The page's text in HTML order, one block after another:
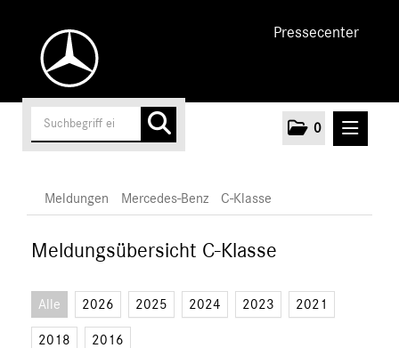
Pressecenter
0
AMG
EQ
Meldungen Mercedes-Benz C-Klasse
Meldungsübersicht C-Klasse
Alle 2026 2025 2024 2023 2021
2018 2016